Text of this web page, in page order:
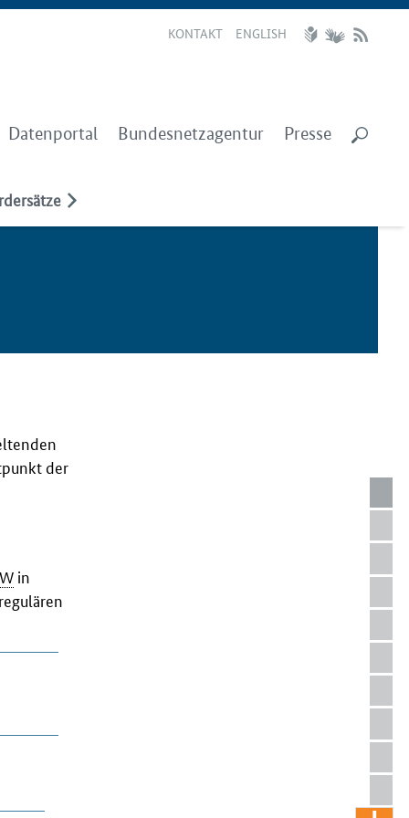
KONTAKT ENGLISH
Datenportal Bundesnetzagentur Presse
der
in